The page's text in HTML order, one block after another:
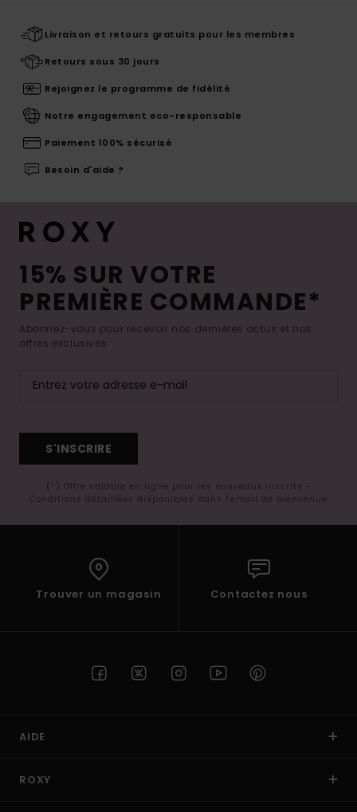
Livraison et retours gratuits pour les membres
Retours sous 30 jours
Rejoignez le programme de fidélité
Notre engagement eco-responsable
Paiement 100% sécurisé
Besoin d'aide ?
15% SUR VOTRE
PREMIÈRE COMMANDE*
Abonnez-vous pour recevoir nos dernières actus et nos
offres exclusives.
S'INSCRIRE
(*) Offre valable en ligne pour les nouveaux inscrits -
Conditions détaillées disponibles dans l'email de bienvenue
Trouver un magasin Contactez nous
AIDE
ROXY